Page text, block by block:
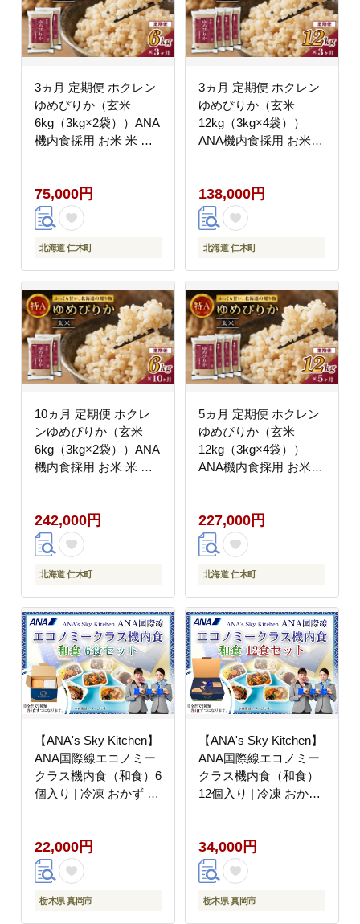
3ヵ月 定期便 ホクレン
ゆめぴりか（玄米
6kg（3kg×2袋））ANA
機内食採用 お米 米 ご
75,000円
北海道 仁木町
3ヵ月 定期便 ホクレン
ゆめぴりか（玄米
12kg（3kg×4袋））
ANA機内食採用 お米
たる]
138,000円
北海道 仁木町
10ヵ月 定期便 ホクレ
ンゆめぴりか（玄米
6kg（3kg×2袋））ANA
機内食採用 お米 米 ご
242,000円
北海道 仁木町
5ヵ月 定期便 ホクレン
ゆめぴりか（玄米
12kg（3kg×4袋））
ANA機内食採用 お米
たる]
227,000円
北海道 仁木町
【ANA's Sky Kitchen】
ANA国際線エコノミー
クラス機内食（和食）6
個入り | 冷凍 おかず 惣
岡市 送料無料
22,000円
栃木県 真岡市
【ANA's Sky Kitchen】
ANA国際線エコノミー
クラス機内食（和食）
12個入り | 冷凍 おかず
真岡市 送料無料
34,000円
栃木県 真岡市